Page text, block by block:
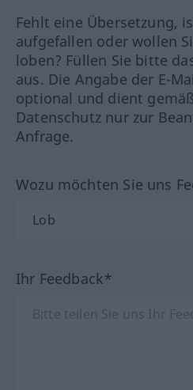
Fehlt eine Übersetzung,
aufgefallen oder wollen
loben? Füllen Sie bitte
aus. Die Angabe der E-
optional und dient
Datenschutz nur zur
Anfrage.
Wozu möchten Sie uns
Ihr Feedback*